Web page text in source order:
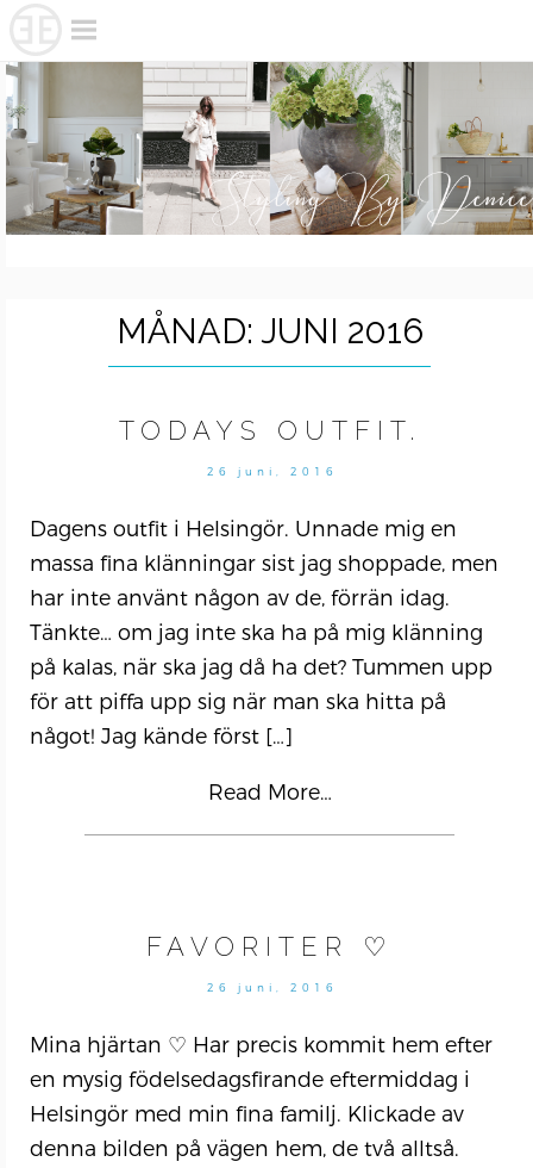
content
MÅNAD: JUNI 2016
TODAYS OUTFIT.
26 juni, 2016
Dagens outfit i Helsingör. Unnade mig en
massa fina klänningar sist jag shoppade, men
har inte använt någon av de, förrän idag.
Tänkte… om jag inte ska ha på mig klänning
på kalas, när ska jag då ha det? Tummen upp
för att piffa upp sig när man ska hitta på
något! Jag kände först […]
Read More…
FAVORITER ♡
26 juni, 2016
Mina hjärtan ♡ Har precis kommit hem efter
en mysig födelsedagsfirande eftermiddag i
Helsingör med min fina familj. Klickade av
denna bilden på vägen hem, de två alltså.